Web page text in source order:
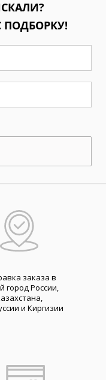
заказа в
город России,
и Киргизии